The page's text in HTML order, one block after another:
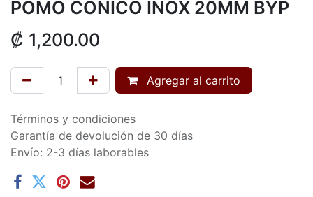
POMO CONICO INOX 20MM BYP
₡ 1,200.00
Agregar al carrito
Términos y condiciones
Garantía de devolución de 30 días
Envío: 2-3 días laborables